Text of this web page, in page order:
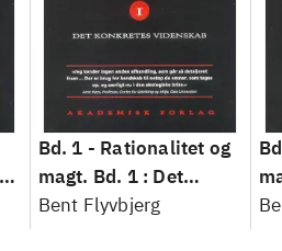
Bd. 1 - Rationalitet og
magt. Bd. 1 : Det
konkretes videnskab
Bent Flyvbjerg